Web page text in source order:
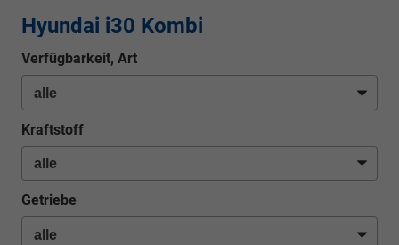
Hyundai i30 Kombi
Verfügbarkeit, Art
Kraftstoff
Getriebe